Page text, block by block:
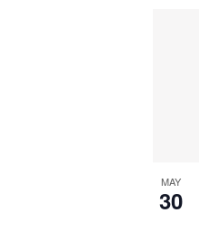
MAY
30